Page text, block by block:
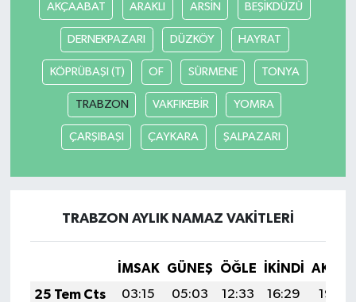
AKÇAABAT ARAKLI ARSİN BEŞİKDÜZÜ
DERNEKPAZARI DÜZKÖY HAYRAT
KÖPRÜBAŞI (T) OF SÜRMENE TONYA
TRABZON VAKFIKEBİR YOMRA
ÇARŞIBAŞI ÇAYKARA ŞALPAZARI
TRABZON AYLIK NAMAZ VAKITLERI
İMSAK GÜNEŞ ÖĞLE İKINDI
25 Tem Cts
03:15 05:03 12:33 16:29
19:52